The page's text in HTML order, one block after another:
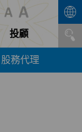
投顧
股務代理